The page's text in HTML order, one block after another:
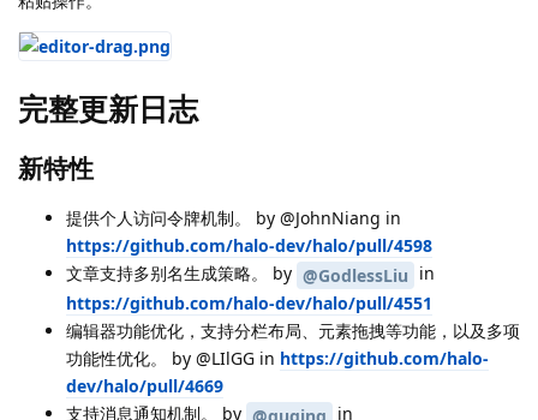
完整更新日志
新特性
提供个人访问令牌机制。 by @JohnNiang in
https://github.com/halo-dev/halo/pull/4598
文章支持多别名生成策略。 by @GodlessLiu in
https://github.com/halo-dev/halo/pull/4551
编辑器功能优化，支持分栏布局、元素拖拽等功能，以及多项
功能性优化。 by @LIlGG in https://github.com/halo-
dev/halo/pull/4669
支持消息通知机制。 by
in